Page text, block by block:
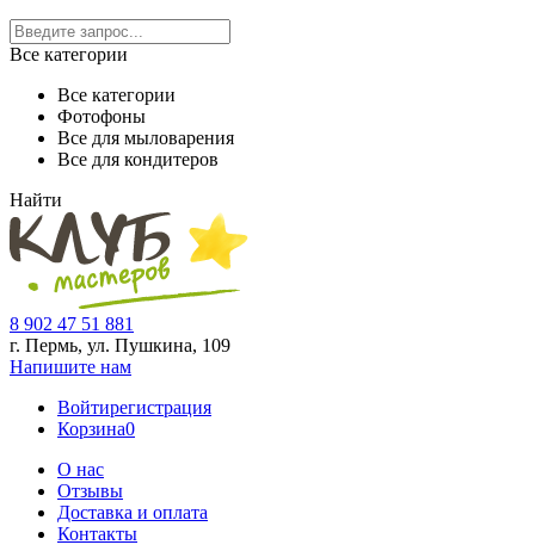
Все категории
Все категории
Фотофоны
Все для мыловарения
Все для кондитеров
Найти
8 902 47 51 881
г. Пермь, ул. Пушкина, 109
Напишите нам
Войтирегистрация
Корзина0
О нас
Отзывы
Доставка и оплата
Контакты